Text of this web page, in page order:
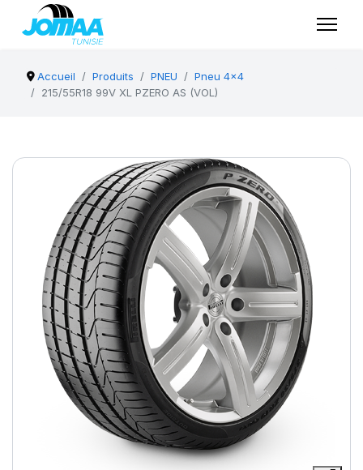
Accueil Produits PNEU
Pneu 4x4
215/55R18 99V XL PZERO AS (VOL)